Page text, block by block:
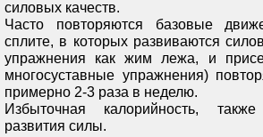
силовых качеств.
Часто повторяются базовые
сплите, в которых развиваются
упражнения как жим лежа, и
многосуставные упражнения)
примерно 2-3 раза в неделю.
Избыточная калорийность,
развития силы.